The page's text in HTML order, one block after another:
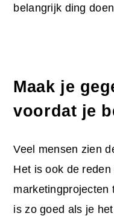
belangrijk ding
Maak je
voordat je
Veel mensen zien
Het is ook de
marketingprojecten
is zo goed als je